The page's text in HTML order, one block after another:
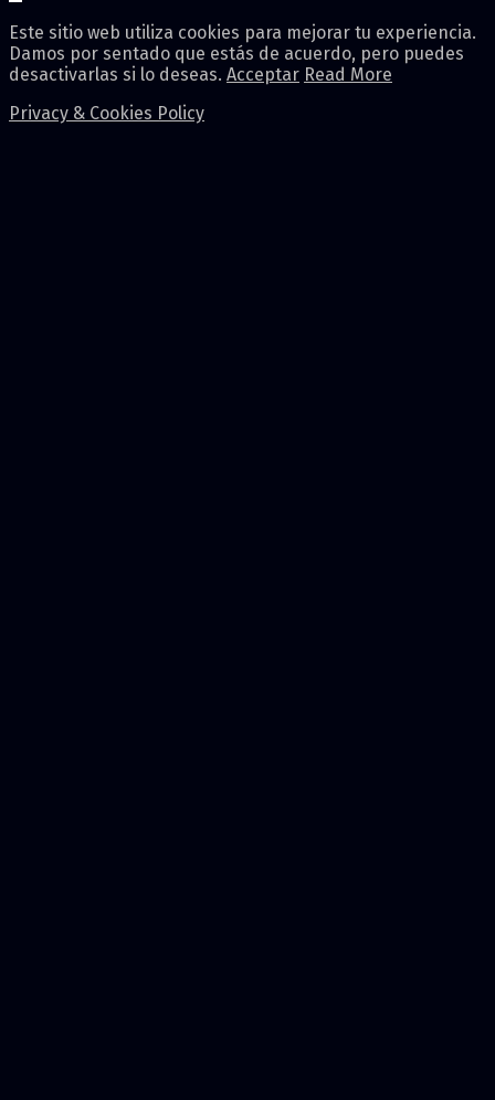
Este sitio web utiliza cookies para mejorar tu experiencia.
Damos por sentado que estás de acuerdo, pero puedes
desactivarlas si lo deseas. Acceptar Read More
Privacy & Cookies Policy